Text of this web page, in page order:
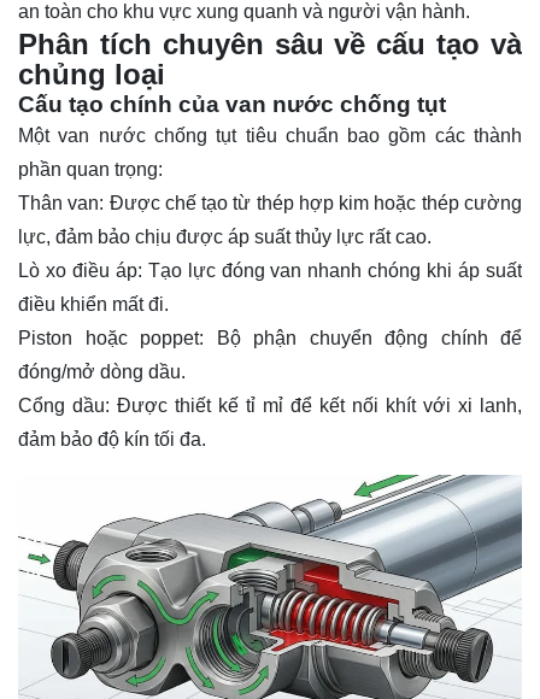
an toàn cho khu vực xung quanh và người vận hành.
Phân tích chuyên sâu về cấu tạo và
chủng loại
Cấu tạo chính của van nước chống tụt
Một van nước chống tụt tiêu chuẩn bao gồm các thành
phần quan trọng:
Thân van: Được chế tạo từ thép hợp kim hoặc thép cường
lực, đảm bảo chịu được áp suất thủy lực rất cao.
Lò xo điều áp: Tạo lực đóng van nhanh chóng khi áp suất
điều khiển mất đi.
Piston hoặc poppet: Bộ phận chuyển động chính để
đóng/mở dòng dầu.
Cổng dầu: Được thiết kế tỉ mỉ để kết nối khít với xi lanh,
đảm bảo độ kín tối đa.